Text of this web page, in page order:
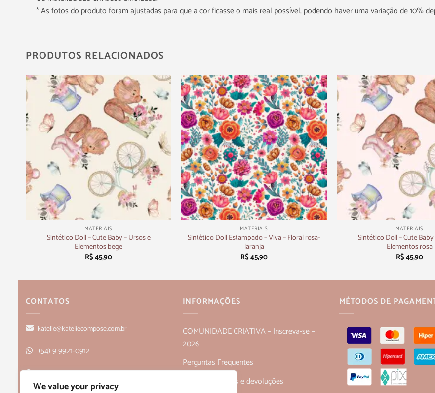
We value your privacy
* As fotos do produto foram ajustadas para que a cor ficasse o mais real possível, podendo haver uma variação de 10%
PRODUTOS RELACIONADOS
+
MATERIAIS
Sintético Doll – Cute Baby – Ursos e
Elementos bege
R$45,90
+
MATERIAIS
Sintético Doll Estampado – Viva – Floral rosa-
laranja
R$45,90
+
MATERIAIS
Sintético Doll – Cute Baby
Elementos rosa
R$45,90
CONTATOS
katelie@kateliecompose.com.br
(54) 9 9921-0912
Rua Alagoas, 166, sala 1, Bairro Humaitá
- Bento Gonçalves, RS CEP 95705-026
INFORMAÇÕES
COMUNIDADE CRIATIVA – Inscreva-se –
2026
Perguntas Frequentes
Política de trocas e devoluções
MÉTODOS DE